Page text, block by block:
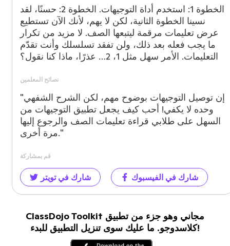
الخطوة 1: استخدم أداة التوجيهات. الخطوة 2: حسنًا، لقد
نسينا الخطوة الثانية، لكن لا يهم، لأنك الآن تستطيع
عرض تعليمات مرقمة ليتبعها الصف. لا مزيد من تكرار
ما يجب فعله بعد ذلك، ولن تفقد تسلسلك وأنت تقدّم
التعليمات. الأمر سهل مثل 1، 2… عذرًا، ماذا كنا نقول؟
نصائح المعلمين
"إن توصيل التوجيهات بوضوح مهم، لكن الشرح الشفهي
وحده لا يكفي! أحب كيف يجعل تطبيق التوجيهات من
السهل على طلابي قراءة تعليمات الصف والرجوع إليها
مرة أخرى."
قم بمشاركة
شارك في تويتر شارك في الفيسبوك
ClassDojo Toolkit مجاني وهو جزء من تطبيق
كلاسدوجو. ما عليك سوى تنزيل التطبيق للبدء!